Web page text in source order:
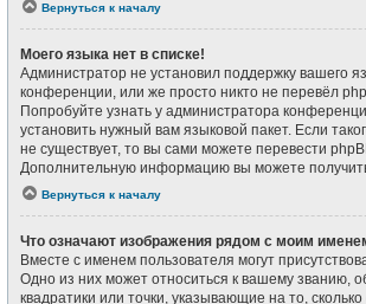
Вернуться к началу
Моего языка нет в списке!
Администратор не установил поддержку вашего
конференции, или же просто никто не перевёл
Попробуйте узнать у администратора
установить нужный вам языковой пакет. Если
не существует, то вы сами можете перевести
Дополнительную информацию вы можете
Вернуться к началу
Что означают изображения рядом с моим
Вместе с именем пользователя могут
Одно из них может относиться к вашему званию,
квадратики или точки, указывающие на то,